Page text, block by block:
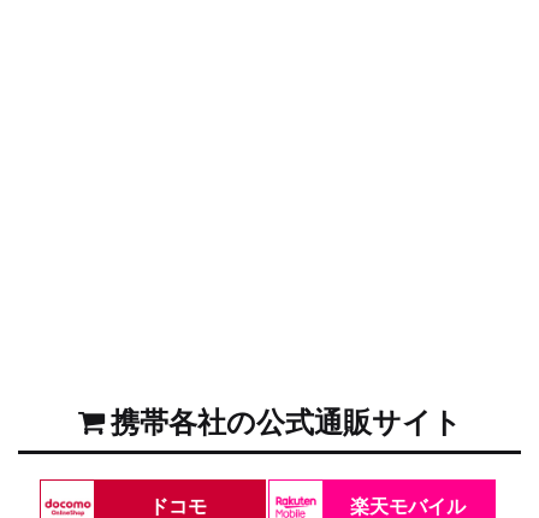
携帯各社の公式通販サイト
ドコモ 楽天モバイル